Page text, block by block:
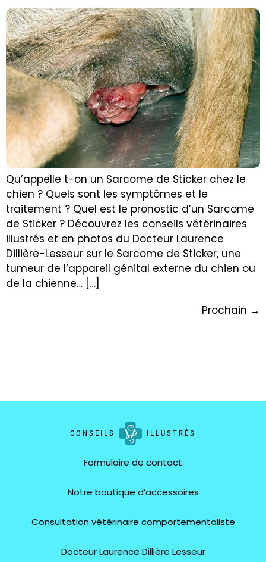
Qu’appelle t-on un Sarcome de Sticker chez le
chien ? Quels sont les symptômes et le
traitement ? Quel est le pronostic d’un Sarcome
de Sticker ? Découvrez les conseils vétérinaires
illustrés et en photos du Docteur Laurence
Dillière-Lesseur sur le Sarcome de Sticker, une
tumeur de l’appareil génital externe du chien ou
de la chienne… […]
Prochain →
CONSEILS ILLUSTRÉS
Formulaire de contact
Notre boutique d’accessoires
Consultation vétérinaire comportementaliste
Docteur Laurence Dillière Lesseur